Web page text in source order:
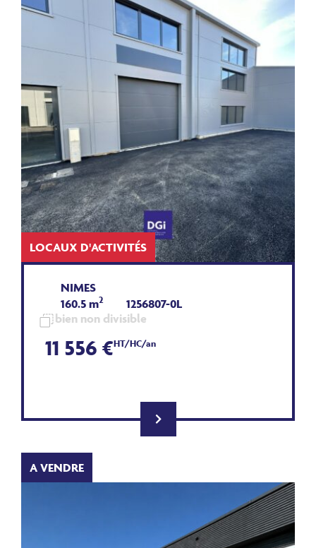
LOCAUX D'ACTIVITÉS
NIMES
160.5 m2
1256807-0L
bien non divisible
11 556 €HT/HC/an
A VENDRE